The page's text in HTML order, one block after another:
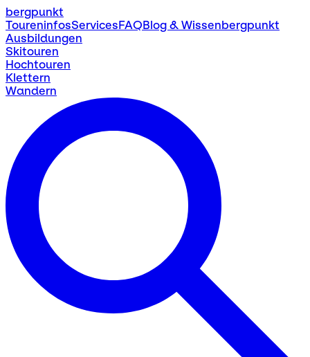
bergpunkt
ToureninfosServicesFAQBlog & Wissenbergpunkt
Ausbildungen
Skitouren
Hochtouren
Klettern
Wandern